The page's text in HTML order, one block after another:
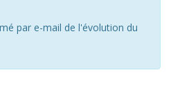
par e-mail de l'évolution du